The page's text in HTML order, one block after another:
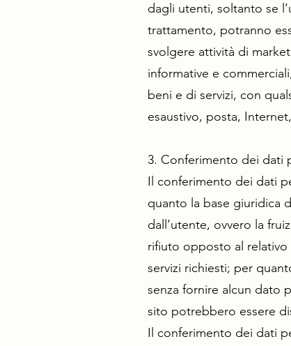
dagli utenti, soltanto se
trattamento, potranno
svolgere attività di
informative e
beni e di servizi, con
esaustivo, posta,
3. Conferimento dei dati
Il conferimento dei dati
quanto la base giuridica
dall’utente, ovvero la
rifiuto opposto al
servizi richiesti; per
senza fornire alcun dato
sito potrebbero essere
Il conferimento dei dati